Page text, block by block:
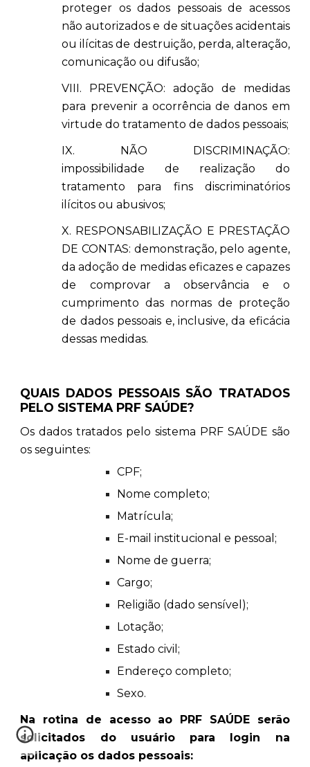
proteger os dados pessoais de acessos
não autorizados e de situações acidentais
ou ilícitas de destruição, perda, alteração,
comunicação ou difusão;
VIII. PREVENÇÃO: adoção de medidas
para prevenir a ocorrência de danos em
virtude do tratamento de dados pessoais;
IX. NÃO DISCRIMINAÇÃO:
impossibilidade de realização do
tratamento para fins discriminatórios
ilícitos ou abusivos;
X. RESPONSABILIZAÇÃO E PRESTAÇÃO
DE CONTAS: demonstração, pelo agente,
da adoção de medidas eficazes e capazes
de comprovar a observância e o
cumprimento das normas de proteção
de dados pessoais e, inclusive, da eficácia
dessas medidas.
QUAIS DADOS PESSOAIS SÃO TRATADOS
PELO SISTEMA PRF SAÚDE?
Os dados tratados pelo sistema PRF SAÚDE são
os seguintes:
CPF;
Nome completo;
Matrícula;
E-mail institucional e pessoal;
Nome de guerra;
Cargo;
Religião (dado sensível);
Lotação;
Estado civil;
Endereço completo;
Sexo.
Na rotina de acesso ao PRF SAÚDE serão
solicitados do usuário para login na
aplicação os dados pessoais: